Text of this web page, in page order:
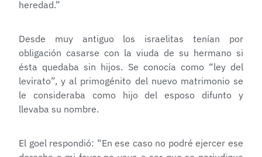
heredad.”
Desde muy antiguo los israelitas tenían por
obligación casarse con la viuda de su hermano si
ésta quedaba sin hijos. Se conocía como “ley del
levirato”, y al primogénito del nuevo matrimonio se
le consideraba como hijo del esposo difunto y
llevaba su nombre.
El goel respondió: “En ese caso no podré ejercer ese